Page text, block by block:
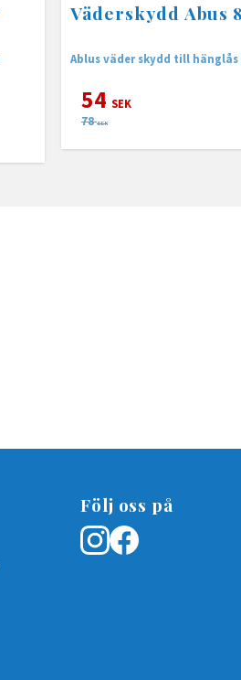
Väderskydd Abus
Ablus väder skydd till hänglås
54 SEK
78 SEK
Följ oss på